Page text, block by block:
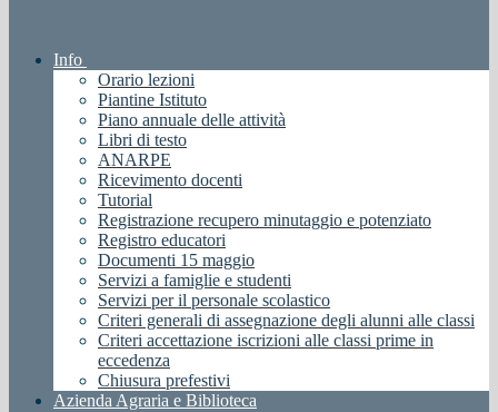
Info
Orario lezioni
Piantine Istituto
Piano annuale delle attività
Libri di testo
ANARPE
Ricevimento docenti
Tutorial
Registrazione recupero minutaggio e potenziato
Registro educatori
Documenti 15 maggio
Servizi a famiglie e studenti
Servizi per il personale scolastico
Criteri generali di assegnazione degli alunni alle classi
Criteri accettazione iscrizioni alle classi prime in
eccedenza
Chiusura prefestivi
Azienda Agraria e Biblioteca